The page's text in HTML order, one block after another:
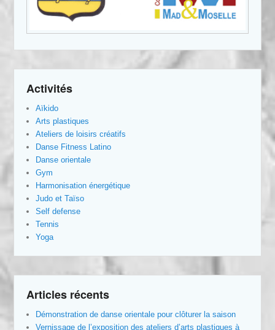
Activités
Aïkido
Arts plastiques
Ateliers de loisirs créatifs
Danse Fitness Latino
Danse orientale
Gym
Harmonisation énergétique
Judo et Taïso
Self defense
Tennis
Yoga
Articles récents
Démonstration de danse orientale pour clôturer la saison
Vernissage de l’exposition des ateliers d’arts plastiques à